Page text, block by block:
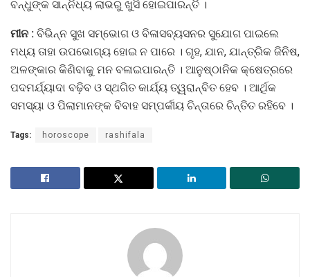
ବନ୍ଧୁଙ୍କ ସାନ୍ନିଧ୍ୟ ଲାଭରୁ ଖୁସି ହୋଇପାରନ୍ତି ।
ମୀନ : ବିଭିନ୍ନ ସୁଖ ସମ୍ଭୋଗ ଓ ବିଳାସବ୍ୟସନର ସୁଯୋଗ ପାଇଲେ
ମଧ୍ୟ ତାହା ଉପଭୋଗ୍ୟ ହୋଇ ନ ପାରେ । ଗୃହ, ଯାନ, ଯାନ୍ତ୍ରିକ ଜିନିଷ,
ଅଳଙ୍କାର କିଣିବାକୁ ମନ ବଳାଇପାରନ୍ତି । ଆନୁଷ୍ଠାନିକ କ୍ଷେତ୍ରରେ
ପଦମର୍ଯ୍ୟାଦା ବଢ଼ିବ ଓ ସ୍ଥଗିତ କାର୍ଯ୍ୟ ତ୍ୱରାନ୍ବିତ ହେବ । ଆର୍ଥିକ
ସମସ୍ୟା ଓ ପିଲାମାନଙ୍କ ବିବାହ ସମ୍ପର୍କୀୟ ଚିନ୍ତାରେ ଚିନ୍ତିତ ରହିବେ ।
Tags: horoscope rashifala